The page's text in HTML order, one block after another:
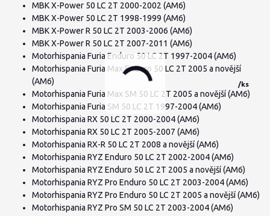
/ks
MBK X-Power 50 LC 2T 2000-2002 (AM6)
MBK X-Power 50 LC 2T 1998-1999 (AM6)
MBK X-Power R 50 LC 2T 2003-2006 (AM6)
MBK X-Power R 50 LC 2T 2007-2011 (AM6)
Motorhispania Furia Enduro 50 LC 2T 1997-2004 (AM6)
Motorhispania Furia Max Enduro 50 LC 2T 2005 a novější
(AM6)
Motorhispania Furia Max SM 50 LC 2T 2005 a novější (AM6)
Motorhispania Furia SM 50 LC 2T 1997-2004 (AM6)
Motorhispania RX 50 LC 2T 2000-2004 (AM6)
Motorhispania RX 50 LC 2T 2005-2007 (AM6)
Motorhispania RX-R 50 LC 2T 2008 a novější (AM6)
Motorhispania RYZ Enduro 50 LC 2T 2002-2004 (AM6)
Motorhispania RYZ Enduro 50 LC 2T 2005 a novější (AM6)
Motorhispania RYZ Pro Enduro 50 LC 2T 2003-2004 (AM6)
Motorhispania RYZ Pro Enduro 50 LC 2T 2005 a novější (AM6)
Motorhispania RYZ Pro SM 50 LC 2T 2003-2004 (AM6)